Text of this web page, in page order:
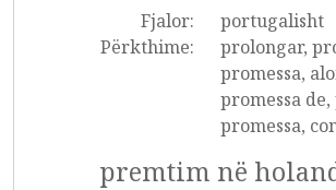
Fjalor:
portugalisht
Përkthime:
prolongar,
promessa,
promessa de,
promessa,
premtim në